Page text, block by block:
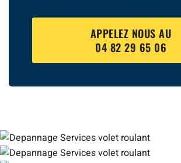
APPELEZ NOUS AU
04 82 29 65 06